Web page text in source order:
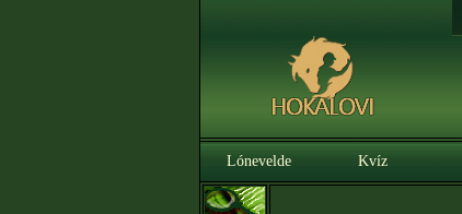
Lónevelde Kvíz